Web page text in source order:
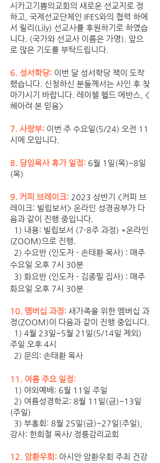
시카고기쁨의교회의 새로운 선교지로 정
하고, 국제선교단체인 IFES와의 협력 하에
서 릴리(Lily) 선교사를 후원하기로 하였습
니다. (국가와 선교사 이름은 가명). 앞으
로 많은 기도를 부탁드립니다.
6. 성서학당: 이번 달 성서학당 책이 도착
했습니다. 신청하신 분들께서는 사인 후 찾
아가시기 바랍니다. 레이첼 헬드 에반스, <
헤아려 본 믿음>
7. 사랑부: 이번 주 수요일(5/24) 오전 11
시에 모입니다.
8. 담임목사 휴가 일정: 6월 1일(목)~8일
(목)
9. 커피 브레이크: 2023 상반기 <커피 브
레이크: 빌립보서> 온라인 성경공부가 다
음과 같이 진행 중입니다.
(ZOOM)으로 진행.
수요일 오후 7시 30분
화요일 오후 7시 30분
10. 멤버십 과정: 새가족을 위한 멤버십 과
주일 오후 4시
  2) 문의: 손태환 목사
11. 여름 주요 일정:
  1) 야외예배: 6월 11일 주일
(주일)
강사: 한희철 목사/ 정릉감리교회
12. 암환우회: 아시안 암환우회 주최 건강